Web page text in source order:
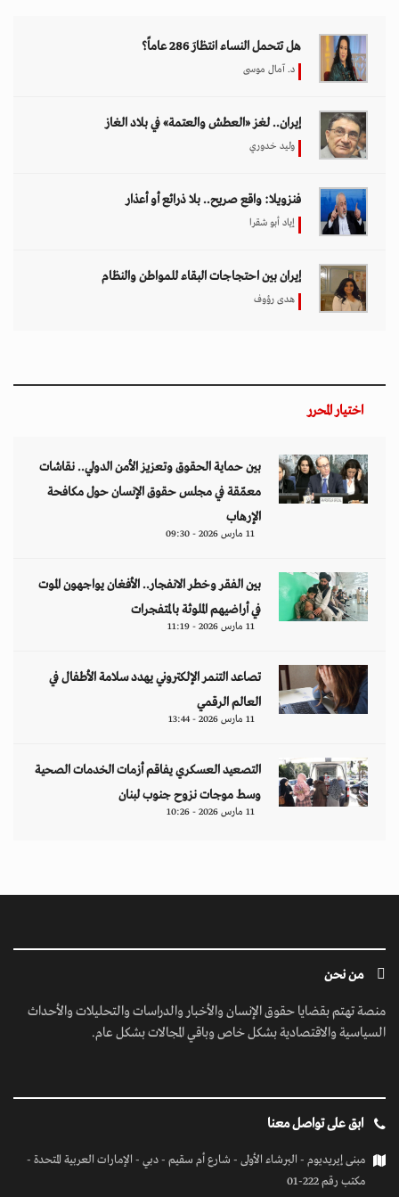
هل تتحمل النساء انتظارَ 286 عاماً؟
د. آمال موسى
إيران.. لغز «العطش والعتمة» في بلاد الغاز
وليد خدوري
فنزويلا: واقع صريح.. بلا ذرائع أو أعذار
إياد أبو شقرا
إيران بين احتجاجات البقاء للمواطن والنظام
هدى رؤوف
اختيار المحرر
بين حماية الحقوق وتعزيز الأمن الدولي.. نقاشات
معمّقة في مجلس حقوق الإنسان حول مكافحة
الإرهاب
11 مارس 2026 - 09:30
بين الفقر وخطر الانفجار.. الأفغان يواجهون الموت
في أراضيهم الملوثة بالمتفجرات
11 مارس 2026 - 11:19
تصاعد التنمر الإلكتروني يهدد سلامة الأطفال في
العالم الرقمي
11 مارس 2026 - 13:44
التصعيد العسكري يفاقم أزمات الخدمات الصحية
وسط موجات نزوح جنوب لبنان
11 مارس 2026 - 10:26
من نحن
منصة تهتم بقضايا حقوق الإنسان والأخبار والدراسات والتحليلات والأحداث
السياسية والاقتصادية بشكل خاص وباقي المجالات بشكل عام.
ابق على تواصل معنا
مبنى إيريديوم - البرشاء الأولى - شارع أم سقيم - دبي - الإمارات العربية المتحدة -
مكتب رقم 222-01